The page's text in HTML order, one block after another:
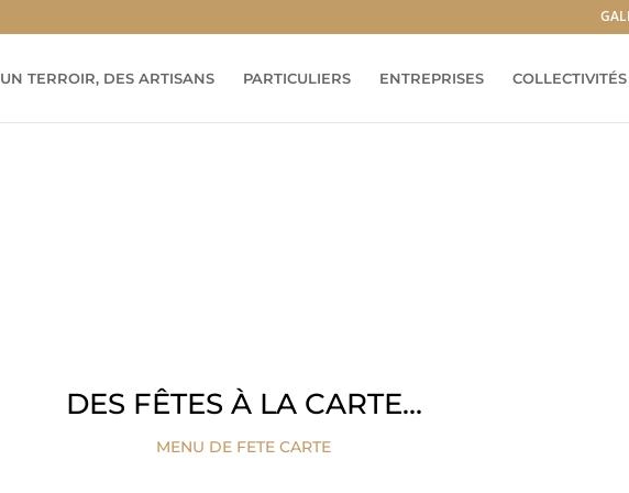
UN TERROIR, DES ARTISANS PARTICULIERS ENTREPRISES
DES FÊTES À LA CARTE…
MENU DE FETE CARTE